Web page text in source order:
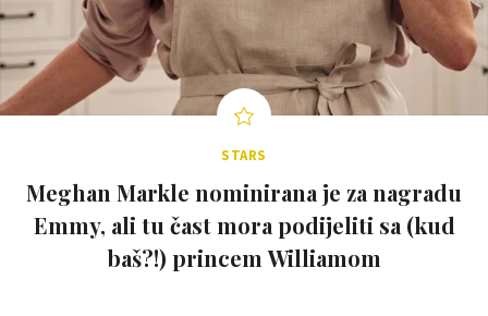
STARS
Meghan Markle nominirana je za nagradu
Emmy, ali tu čast mora podijeliti sa (kud
baš?!) princem Williamom